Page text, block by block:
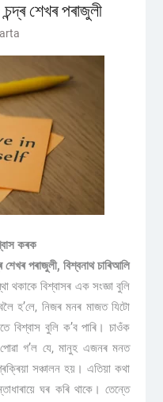
শেখৰ পৰাজুলী
কৰক
শেখৰ পৰাজুলী,বিশ্বনাথ চাৰিআলি
থকাকে‌ বিশ্বাসৰ এক সংজ্ঞা বুলি
হ’লে, নিজৰ মনৰ মাজত যিটো
বিশ্বাস বুলি ক’ব পাৰি। চাওঁক
গ’ল যে, মানুহ এজনৰ মনত
সঞ্চালন হয়। এতিয়া কথা
ঘৰ কৰি থাকে। তেন্তে